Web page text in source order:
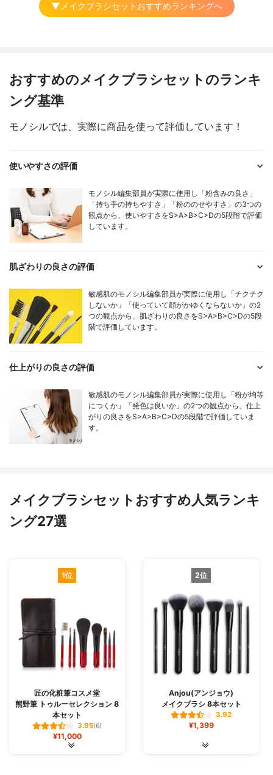
▼メイクブラシセットおすすめランキングへ
おすすめのメイクブラシセットのランキ
ング基準
モノシルでは、実際に商品を使って評価しています！
使いやすさの評価
モノシル編集部員が実際に使用し「粉含みの良さ」
「持ち手の持ちやすさ」「粉ののせやすさ」の3つの
観点から、使いやすさをS>A>B>C>Dの5段階で評価
しています。
肌ざわりの良さの評価
敏感肌のモノシル編集部員が実際に使用し「チクチク
しないか」「使っていて顔がかゆくならないか」の2
つの観点から、肌ざわりの良さをS>A>B>C>Dの5段
階で評価しています。
仕上がりの良さの評価
敏感肌のモノシル編集部員が実際に使用し「粉が均等
につくか」「発色は良いか」の2つの観点から、仕上
がりの良さをS>A>B>C>Dの5段階で評価していま
す。
メイクブラシセットおすすめ人気ランキ
ング27選
1位
匠の化粧筆コスメ堂
熊野筆 トゥルーセレクション 8
本セット
3.95(6)
¥11,000
2位
Anjou(アンジョウ)
メイクブラシ 8本セット
3.92
¥1,399